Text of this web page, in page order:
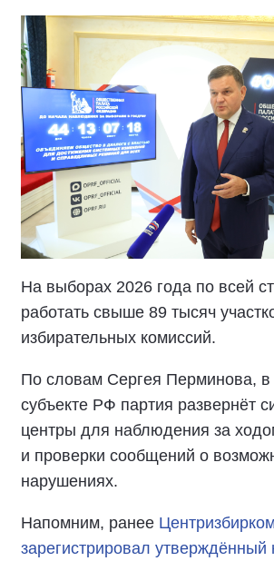
На выборах 2026 года по всей
работать свыше 89 тысяч
избирательных комиссий.
По словам Сергея Перминова,
субъекте РФ партия развернёт
центры для наблюдения за
и проверки сообщений о
нарушениях.
Напомним, ранее
зарегистрировал утверждённый